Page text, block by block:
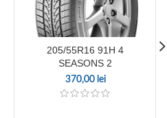
205/55R16 91H 4
SEASONS 2
370,00 lei